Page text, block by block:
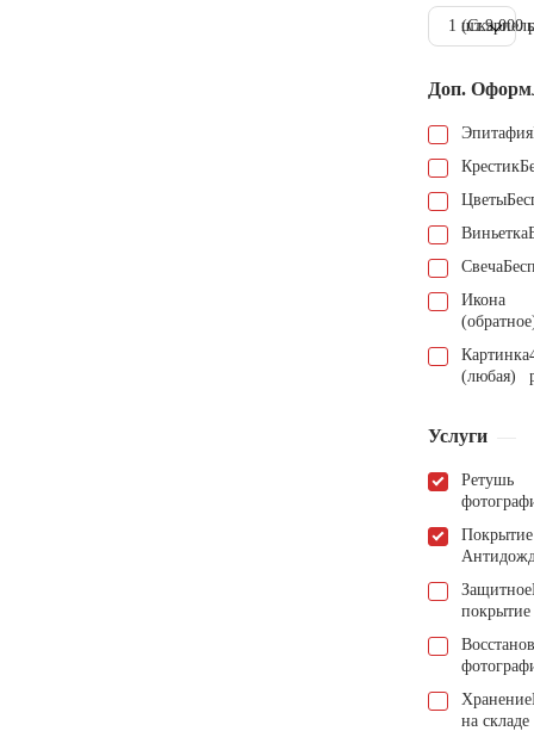
1 шт.9.000
Доп.
Эпитафия
Крестик
Цветы
Виньетка
Свеча
Икона
Картинка
(любая)
Услуги
Ретушь
Покрытие
Защитное
покрытие
Хранение
на складе